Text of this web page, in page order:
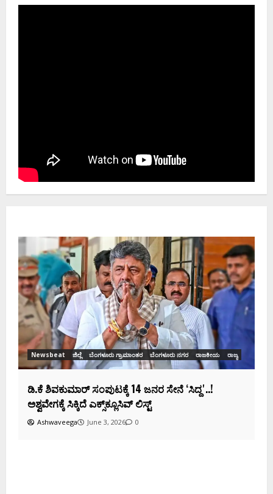
Newsbeat ಜಿಲ್ಲೆ ರಾಜಕೀಯ ರಾಜ್ಯ
ಡಿಕೆಶಿ ಜತೆ 14 ಮಂದಿ ಪ್ರಮಾಣವಚನ ಸಾಧ್ಯತೆ.. ಇಲ್ಲಿದೆ
ಸಂಭಾವ್ಯ ಸಚಿವರ ಫೈನಲ್ ಲಿಸ್ಟ್‌!
Ashwaveega June 3, 2026 0